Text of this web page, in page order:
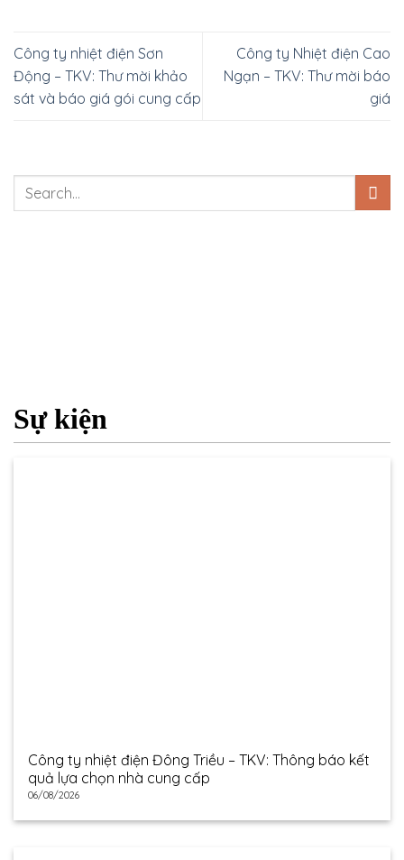
Công ty nhiệt điện Sơn
Động – TKV: Thư mời khảo
sát và báo giá gói cung cấp
Công ty Nhiệt điện Cao
Ngạn – TKV: Thư mời báo
giá
Sự kiện
Công ty nhiệt điện Đông Triều – TKV: Thông báo kết
quả lựa chọn nhà cung cấp
06/08/2026